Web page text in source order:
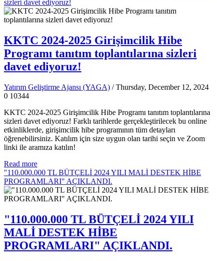
sizleri davet ediyoruz!
KKTC 2024-2025 Girişimcilik Hibe
Programı tanıtım toplantılarına sizleri
davet ediyoruz!
Yatırım Geliştirme Ajansı (YAGA) / Thursday, December 12, 2024
0 10344
KKTC 2024-2025 Girişimcilik Hibe Programı tanıtım toplantılarına
sizleri davet ediyoruz! Farklı tarihlerde gerçekleştirilecek bu online
etkinliklerde, girişimcilik hibe programının tüm detayları
öğrenebilirsiniz. Katılım için size uygun olan tarihi seçin ve Zoom
linki ile aramıza katılın!
Read more
"110.000.000 TL BÜTÇELİ 2024 YILI MALİ DESTEK HİBE
PROGRAMLARI" AÇIKLANDI.
"110.000.000 TL BÜTÇELİ 2024 YILI
MALİ DESTEK HİBE
PROGRAMLARI" AÇIKLANDI.